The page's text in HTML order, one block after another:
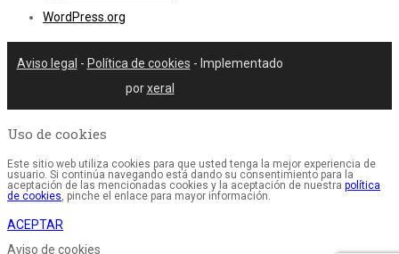
WordPress.org
Aviso legal - Política de cookies - Implementado
porxeral
Uso de cookies
Este sitio web utiliza cookies para que usted tenga la mejor experiencia de
usuario. Si continúa navegando está dando su consentimiento para la
aceptación de las mencionadas cookies y la aceptación de nuestra política
de cookies , pinche el enlace para mayor información.
ACEPTAR
Aviso de cookies